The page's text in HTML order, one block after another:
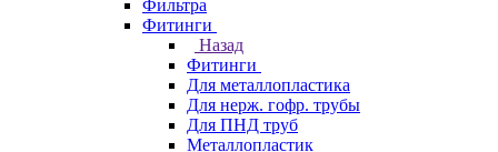
Фильтра
Фитинги
Назад
Фитинги
Для металлопластика
Для нерж. гофр. трубы
Для ПНД труб
Металлопластик